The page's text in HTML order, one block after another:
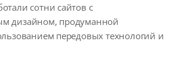
сотни сайтов с
дизайном, продуманной
передовых технологий и